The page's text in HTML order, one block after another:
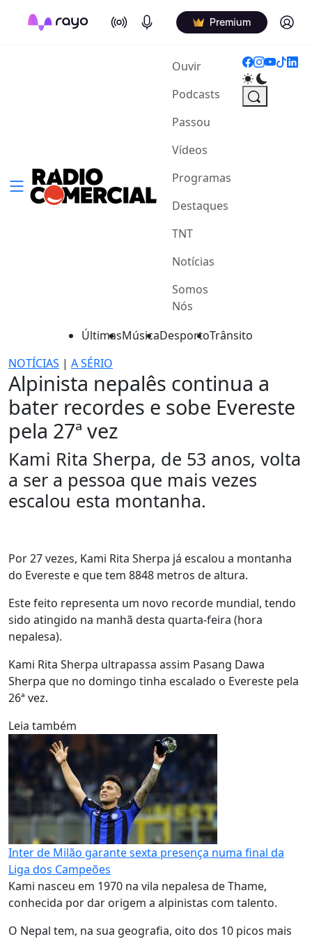
On Air Podcasts Premium Log in
Ouvir(current)
Podcasts
Passou
Vídeos
Programas
Destaques
TNT
Notícias
Somos
Nós
ÚltimasMúsicaDesportoTrânsito
NOTÍCIAS | A SÉRIO
Alpinista nepalês continua a
bater recordes e sobe Evereste
pela 27ª vez
Kami Rita Sherpa, de 53 anos, volta
a ser a pessoa que mais vezes
escalou esta montanha.
Por 27 vezes, Kami Rita Sherpa já escalou a montanha
do Evereste e que tem 8848 metros de altura.
Este feito representa um novo recorde mundial, tendo
sido atingido na manhã desta quarta-feira (hora
nepalesa).
Kami Rita Sherpa ultrapassa assim Pasang Dawa
Sherpa que no domingo tinha escalado o Evereste pela
26ª vez.
Leia também
Inter de Milão garante sexta presença numa final da
Liga dos Campeões
Kami nasceu em 1970 na vila nepalesa de Thame,
conhecida por dar origem a alpinistas com talento.
O Nepal tem, na sua geografia, oito dos 10 picos mais